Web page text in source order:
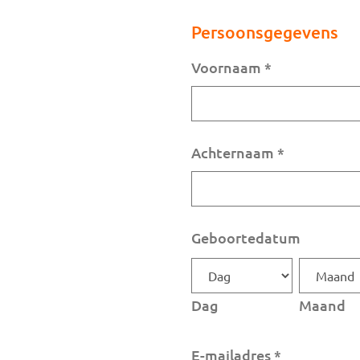
Persoonsgegevens
Voornaam *
Achternaam *
Geboortedatum
Dag Maand
E-mailadres*